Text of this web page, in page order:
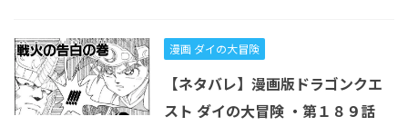
漫画 ダイの大冒険
【ネタバレ】漫画版ドラゴンクエ
スト ダイの大冒険 ・第１８９話